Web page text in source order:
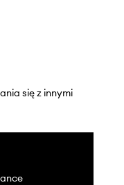
się z innymi